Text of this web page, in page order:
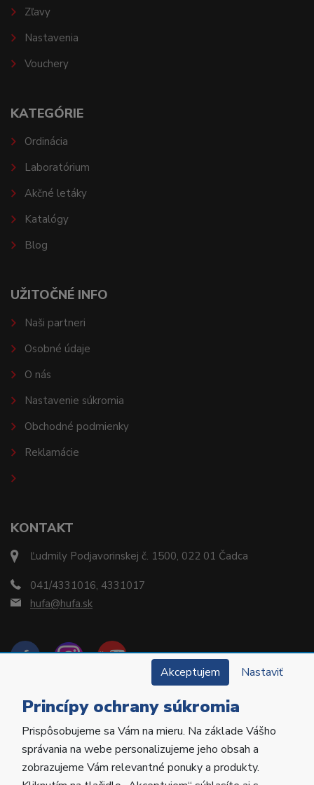
KONTAKT
Ľudmily Podjavorinskej č. 1500, 022 01 Čadca
041/4331016, 4331017
hufa@hufa.sk
Zľavy
Nastavenia
Vouchery
KATEGÓRIE
Ordinácia
Laboratórium
Akčné letáky
Katalógy
Blog
UŽITOČNÉ INFO
Naši partneri
Osobné údaje
O nás
Nastavenie súkromia
Obchodné podmienky
Reklamácie
Copyright © 2022 Hu-Fa Dental a.s. Všetky práva
vyhradené.
Akceptujem Nastaviť
Princípy ochrany súkromia
Prispôsobujeme sa Vám na mieru. Na základe Vášho
správania na webe personalizujeme jeho obsah a
zobrazujeme Vám relevantné ponuky a produkty.